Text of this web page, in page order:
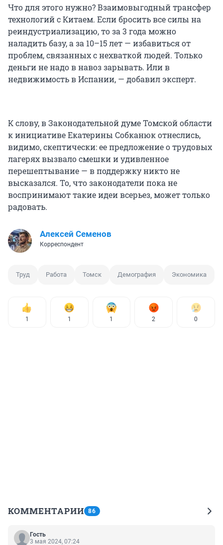
Что для этого нужно? Взаимовыгодный трансфер
технологий с Китаем. Если бросить все силы на
реиндустриализацию, то за 3 года можно
наладить базу, а за 10–15 лет — избавиться от
проблем, связанных с нехваткой людей. Только
деньги не надо в навоз зарывать. Или в
недвижимость в Испании, — добавил эксперт.
К слову, в Законодательной думе Томской области
к инициативе Екатерины Собканюк отнеслись,
видимо, скептически: ее предложение о трудовых
лагерях вызвало смешки и удивленное
перешептывание — в поддержку никто не
высказался. То, что законодатели пока не
воспринимают такие идеи всерьез, может только
радовать.
Алексей Семенов
Корреспондент
Труд Работа Томск Демография Экономика
1 1 1 2 0
КОММЕНТАРИИ 86
Гость
3 мая 2024, 07:24